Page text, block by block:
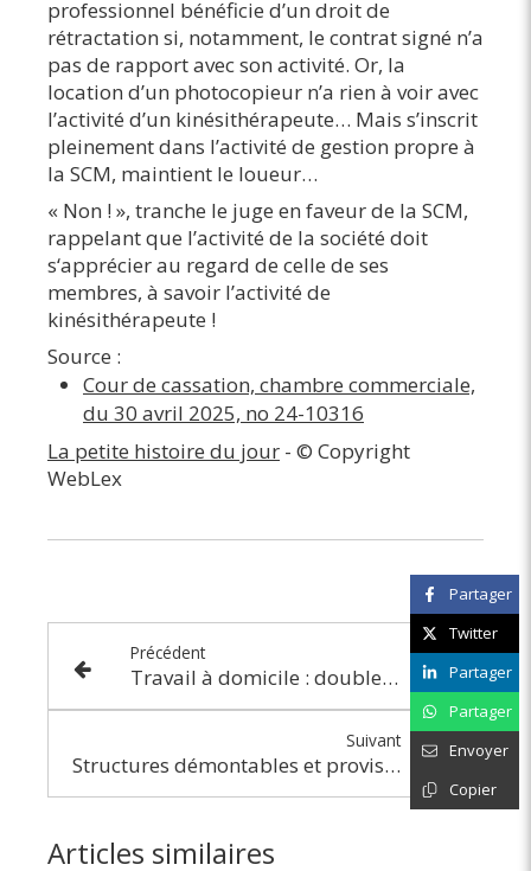
professionnel bénéficie d’un droit de
rétractation si, notamment, le contrat signé n’a
pas de rapport avec son activité. Or, la
location d’un photocopieur n’a rien à voir avec
l’activité d’un kinésithérapeute… Mais s’inscrit
pleinement dans l’activité de gestion propre à
la SCM, maintient le loueur…
« Non ! », tranche le juge en faveur de la SCM,
rappelant que l’activité de la société doit
s‘apprécier au regard de celle de ses
membres, à savoir l’activité de
kinésithérapeute !
Source :
Cour de cassation, chambre commerciale,
du 30 avril 2025, no 24-10316
La petite histoire du jour - © Copyright
WebLex
Précédent
Travail à domicile : double peine fiscale ?
Suivant
Structures démontables et provisoires : des précisions enfin faites
Articles similaires
Partager
Twitter
Partager
Partager
Envoyer
Copier